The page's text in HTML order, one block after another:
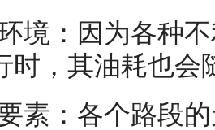
境：因为各种
时，其油耗也会
素：各个路段